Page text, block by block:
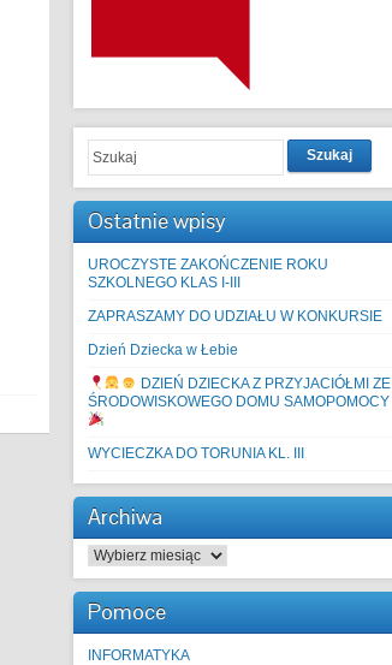
Szukaj
Ostatnie wpisy
UROCZYSTE ZAKOŃCZENIE ROKU
SZKOLNEGO KLAS I-III
ZAPRASZAMY DO UDZIAŁU W KONKURSIE
Dzień Dziecka w Łebie
DZIEŃ DZIECKA Z PRZYJACIÓŁMI ZE
ŚRODOWISKOWEGO DOMU SAMOPOMOCY
WYCIECZKA DO TORUNIA KL. III
Archiwa
Archiwa
Pomoce
INFORMATYKA